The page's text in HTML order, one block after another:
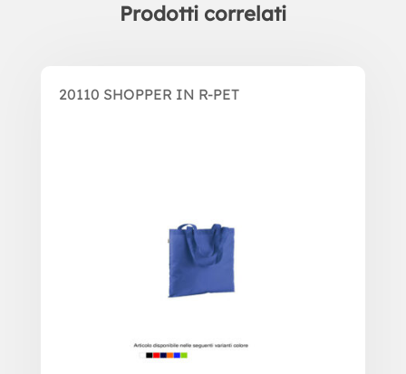
Prodotti correlati
20110 SHOPPER IN R-PET